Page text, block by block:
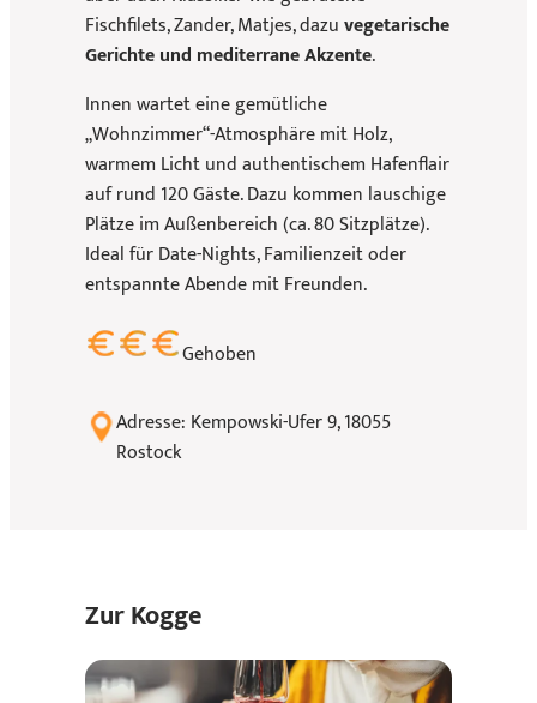
Fischfilets, Zander, Matjes, dazuvegetarische
Gerichte und mediterrane Akzente.
Innen wartet eine gemütliche
„Wohnzimmer“-Atmosphäre mit Holz,
warmem Licht und authentischem Hafenflair
auf rund 120 Gäste. Dazu kommen lauschige
Plätze im Außenbereich (ca. 80 Sitzplätze).
Ideal für Date-Nights, Familienzeit oder
entspannte Abende mit Freunden.
Adresse: Kempowski-Ufer 9, 18055
Rostock
Gehoben
Zur Kogge